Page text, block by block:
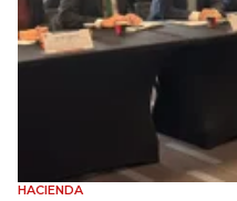
HACIENDA